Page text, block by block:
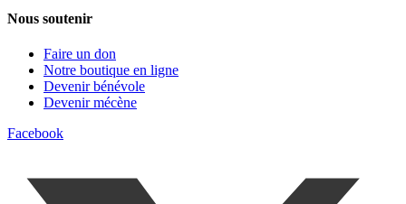
Nous soutenir
Faire un don
Notre boutique en ligne
Devenir bénévole
Devenir mécène
Facebook